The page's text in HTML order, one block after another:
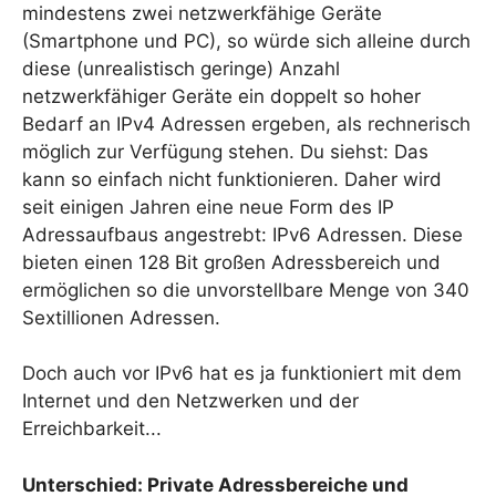
mindestens zwei netzwerkfähige Geräte
(Smartphone und PC), so würde sich alleine durch
diese (unrealistisch geringe) Anzahl
netzwerkfähiger Geräte ein doppelt so hoher
Bedarf an IPv4 Adressen ergeben, als rechnerisch
möglich zur Verfügung stehen. Du siehst: Das
kann so einfach nicht funktionieren. Daher wird
seit einigen Jahren eine neue Form des IP
Adressaufbaus angestrebt: IPv6 Adressen. Diese
bieten einen 128 Bit großen Adressbereich und
ermöglichen so die unvorstellbare Menge von 340
Sextillionen Adressen.
Doch auch vor IPv6 hat es ja funktioniert mit dem
Internet und den Netzwerken und der
Erreichbarkeit...
Unterschied: Private Adressbereiche und